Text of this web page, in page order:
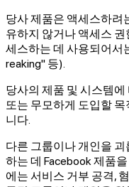
당사 제품은 액세스하려
유하지 않거나 액세스
세스하는 데 사용되어서
reaking" 등).
당사의 제품 및 시스템
또는 무모하게 도입할
니다.
다른 그룹이나 개인을
하는 데 Facebook 제품
에는 서비스 거부 공격,